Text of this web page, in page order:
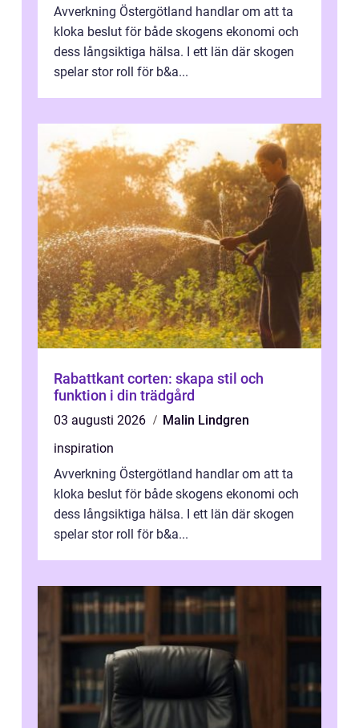
Avverkning Östergötland handlar om att ta
kloka beslut för både skogens ekonomi och
dess långsiktiga hälsa. I ett län där skogen
spelar stor roll för b&a...
Rabattkant corten: skapa stil och
funktion i din trädgård
03 augusti 2026
Malin Lindgren
inspiration
Avverkning Östergötland handlar om att ta
kloka beslut för både skogens ekonomi och
dess långsiktiga hälsa. I ett län där skogen
spelar stor roll för b&a...